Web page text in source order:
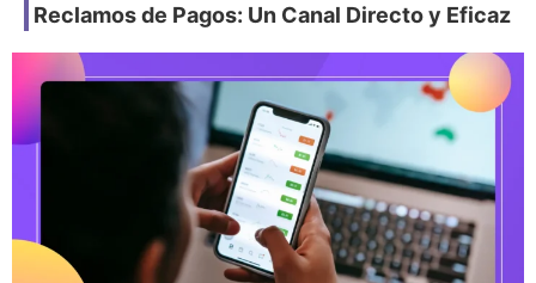
Reclamos de Pagos: Un Canal Directo y Eficaz